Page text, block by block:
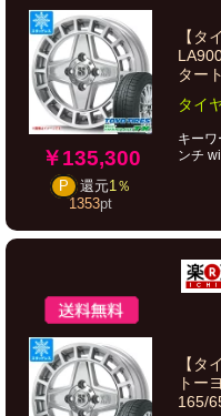
￥135,300
P 還元1％
1353pt
【タ
ター
タイ
キー
ンチ
【タ
トー
165/